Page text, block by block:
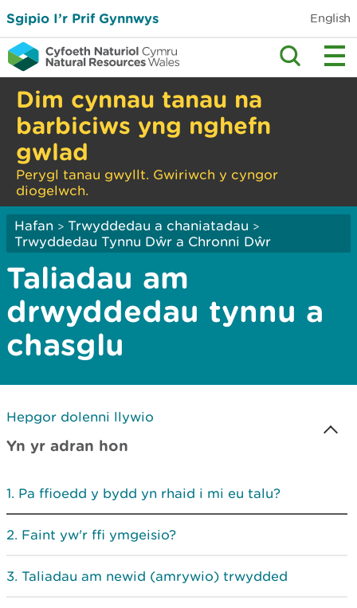
Sgipio I’r Prif Gynnwys English
Dim cynnau tanau na
barbiciws yng nghefn
gwlad
Perygl tanau gwyllt. Gwiriwch y cyngor
diogelwch.
Hafan > Trwyddedau a chaniatadau >
Trwyddedau Tynnu Dŵr a Chronni Dŵr
Taliadau am
drwyddedau tynnu a
chasglu
Hepgor dolenni llywio
Yn yr adran hon
Pa ffioedd y bydd yn rhaid i mi eu talu?
Faint yw'r ffi ymgeisio?
Taliadau am newid (amrywio) trwydded